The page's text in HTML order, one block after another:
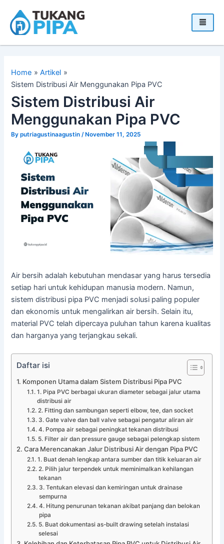
content
Home
Artikel
Sistem Distribusi Air Menggunakan Pipa PVC
Sistem Distribusi Air
Menggunakan Pipa PVC
Byputriagustinaagustin/ November 11, 2025
Air bersih adalah kebutuhan mendasar yang harus tersedia
setiap hari untuk kehidupan manusia modern. Namun,
sistem distribusi pipa PVC menjadi solusi paling populer
dan ekonomis untuk mengalirkan air bersih. Selain itu,
material PVC telah dipercaya puluhan tahun karena kualitas
dan harganya yang terjangkau sekali.
Daftar isi
Komponen Utama dalam Sistem Distribusi Pipa PVC
1. Pipa PVC berbagai ukuran diameter sebagai jalur utama
distribusi air
2. Fitting dan sambungan seperti elbow, tee, dan socket
3. Gate valve dan ball valve sebagai pengatur aliran air
4. Pompa air sebagai peningkat tekanan distribusi
5. Filter air dan pressure gauge sebagai pelengkap sistem
Cara Merencanakan Jalur Distribusi Air dengan Pipa PVC
1. Buat denah lengkap antara sumber dan titik keluaran air
2. Pilih jalur terpendek untuk meminimalkan kehilangan
tekanan
3. Tentukan elevasi dan kemiringan untuk drainase
sempurna
4. Hitung penurunan tekanan akibat panjang dan belokan
pipa
5. Buat dokumentasi as-built drawing setelah instalasi
selesai